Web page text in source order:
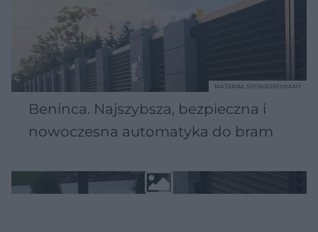
Beninca. Najszybsza, bezpieczna i
nowoczesna automatyka do bram
MATERIAŁ SPONSOROWANY